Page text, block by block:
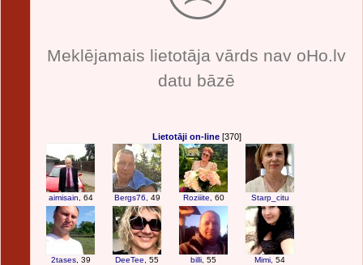
Meklējamais lietotāja vārds nav oHo.lv
datu bāzē
Lietotāji on-line[370]
aimisain , 64 Bergs76 , 49 Roziiite , 60 Starp_citu
2tases, 39 DeeTee , 55 billi , 55 Mimi , 54